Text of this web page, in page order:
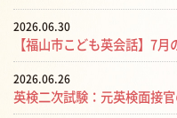
2026.06.30
【福山市こども英会話】7
2026.06.26
英検二次試験：元英検面接